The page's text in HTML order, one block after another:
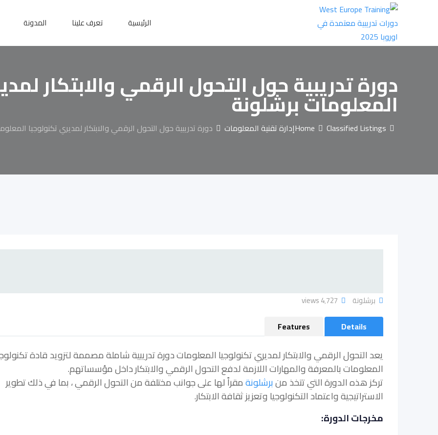
الرئيسية تعرف علينا المدونة
دورة تدريبية حول التحول الرقمي والابتكار
المعلومات برشلونة
Home Classified Listings إدارة تقنية المعلومات دورة تدريبية حول التحول الرقمي والابتكار لمديري تكنولوجيا
برشلونة 4٬727 views
Details
Features
يعد التحول الرقمي والابتكار لمديري تكنولوجيا المعلومات دورة تدريبية شاملة مصممة لتزويد قادة
المعلومات بالمعرفة والمهارات اللازمة لدفع التحول الرقمي والابتكار داخل مؤسساتهم.
تركز هذه الدورة التي تتخذ منبرشلونةمقراً لها على جوانب مختلفة من التحول الرقمي ، بما في ذلك تطوير
الاستراتيجية واعتماد التكنولوجيا وتعزيز ثقافة الابتكار.
مخرجات الدورة: